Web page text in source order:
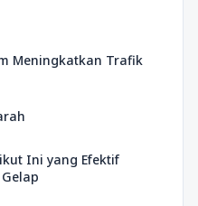
Meningkatkan Trafik
Ini yang Efektif